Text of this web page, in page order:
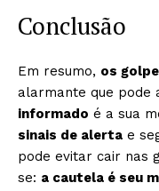
Conclusão
Em resumo, os
alarmante que pode
informado é a sua
sinais de alerta e
pode evitar cair nas
se: a cautela é seu